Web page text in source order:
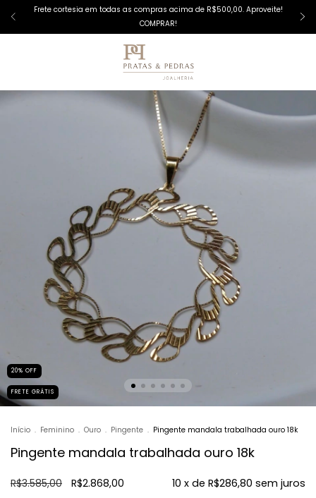
Frete cortesia em todas as compras acima de R$500,00. Aproveite!
COMPRAR!
20% OFF
FRETE GRÁTIS
Início . Feminino . Ouro . Pingente . Pingente mandala trabalhada ouro 18k
Pingente mandala trabalhada ouro 18k
R$3.585,00 R$2.868,00 10 x de R$286,80 sem juros